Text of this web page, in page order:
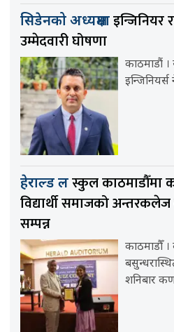
सिडेनको अध्यक्षमाइन्जिनियर
उम्मेदवारी घोषणा
काठमाडौं
हेराल्ड लस्कुल काठमाडौँमा
विद्यार्थी समाजको
सम्पन्न
काठमाडौँ
शनिबार